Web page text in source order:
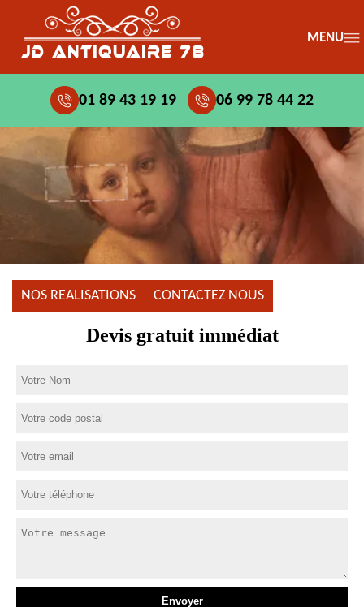
MENU
01 89 43 19 19 06 99 78 44 22
NOS REALISATIONS CONTACTEZ NOUS
Devis gratuit immédiat